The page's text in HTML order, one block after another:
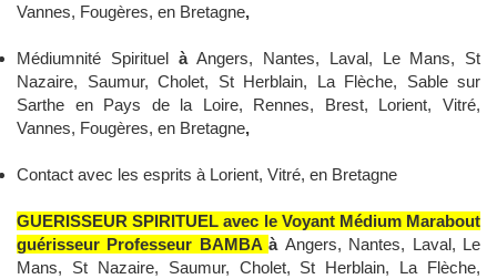
Vannes, Fougères, en Bretagne,
Médiumnité Spirituel àAngers, Nantes, Laval, Le Mans, St
Nazaire, Saumur, Cholet, St Herblain, La Flèche, Sable sur
Sarthe en Pays de la Loire, Rennes, Brest, Lorient, Vitré,
Vannes, Fougères, en Bretagne,
Contact avec les esprits à Lorient, Vitré, en Bretagne
GUERISSEUR SPIRITUEL avec le Voyant Médium Marabout
guérisseur Professeur BAMBAà Angers, Nantes, Laval, Le
Mans, St Nazaire, Saumur, Cholet, St Herblain, La Flèche,